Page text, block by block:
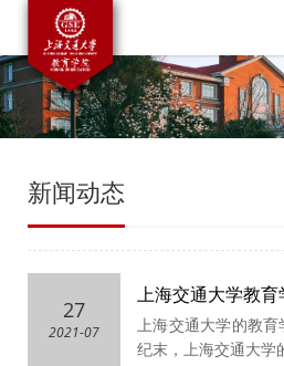
新闻动态
27
2021-07
上海交通大学教育
推免招生夏令营
上海交通大学的教
纪末，上海交通大学